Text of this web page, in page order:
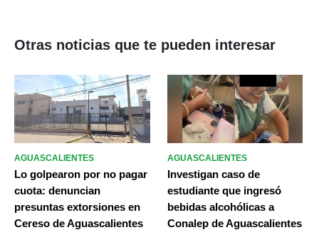
Otras noticias que te pueden interesar
AGUASCALIENTES
Lo golpearon por no pagar
cuota: denuncian
presuntas extorsiones en
Cereso de Aguascalientes
AGUASCALIENTES
Investigan caso de
estudiante que ingresó
bebidas alcohólicas a
Conalep de Aguascalientes